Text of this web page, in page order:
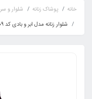
خانه پوشاک زنانه
شلوار و
شلوار زنانه مدل ابر و بادی کد ۶09 رنگ بادمجانی / TOSHNA